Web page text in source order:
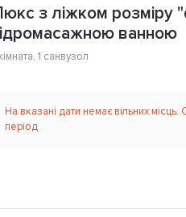
з ліжком розміру
ванною
, 1 санвузол
На вказані дати немає вільних місць.
період